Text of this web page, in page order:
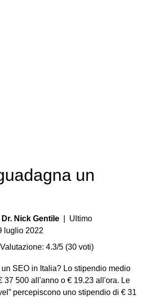
un
Nick Gentile | Ultimo
luglio 2022
Valutazione: 4.3/5 (30 voti)
SEO in Italia? Lo stipendio medio
37 500 all'anno o € 19.23 all'ora. Le
percepiscono uno stipendio di € 31